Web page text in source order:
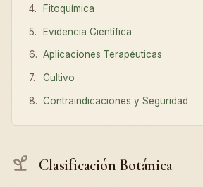
Fitoquímica
Evidencia Científica
Aplicaciones Terapéuticas
Cultivo
Contraindicaciones y Seguridad
Clasificación Botánica